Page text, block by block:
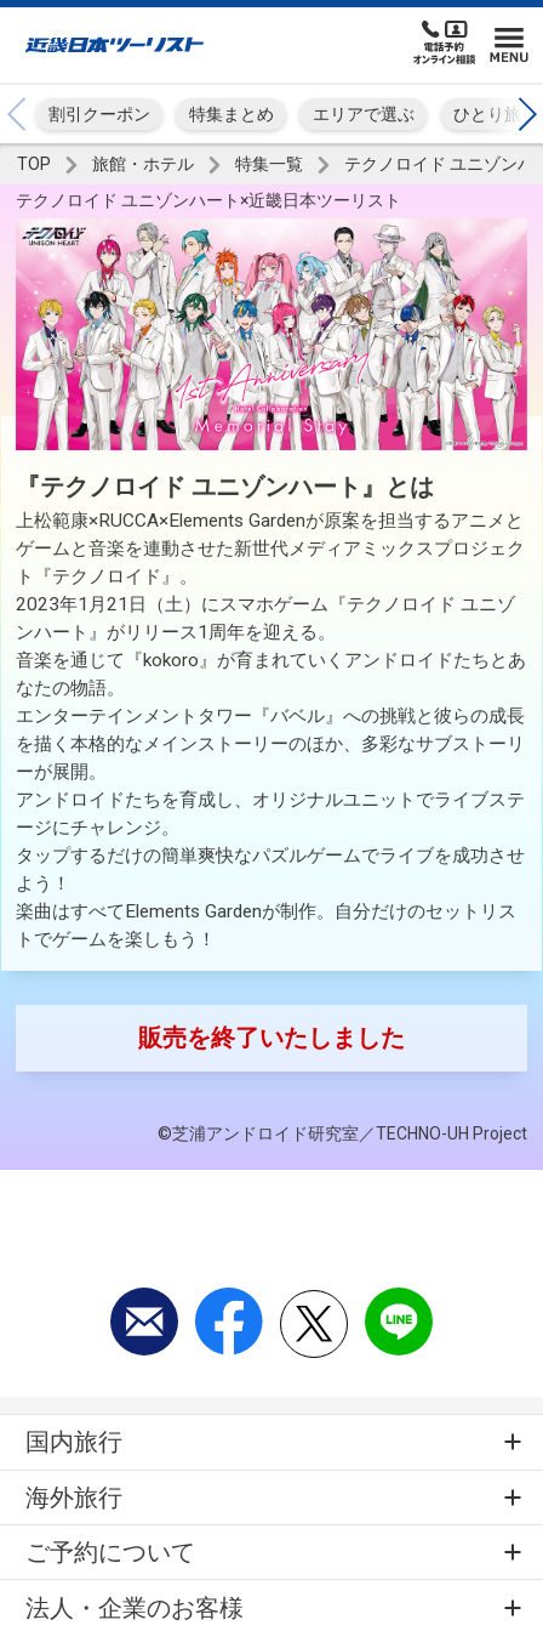
割引クーポン 特集まとめ エリアで選ぶ ひとり旅
TOP 旅館・ホテル 特集一覧
テクノロイド ユニゾンハ
テクノロイド ユニゾンハート×近畿日本ツーリスト
『テクノロイド ユニゾンハート』とは
上松範康×RUCCA×Elements Gardenが原案を担当するアニメと
ゲームと音楽を連動させた新世代メディアミックスプロジェク
ト『テクノロイド』。
2023年1月21日（土）にスマホゲーム『テクノロイド ユニゾ
ンハート』がリリース1周年を迎える。
音楽を通じて『kokoro』が育まれていくアンドロイドたちとあ
なたの物語。
エンターテインメントタワー『バベル』への挑戦と彼らの成長
を描く本格的なメインストーリーのほか、多彩なサブストーリ
ーが展開。
アンドロイドたちを育成し、オリジナルユニットでライブステ
ージにチャレンジ。
タップするだけの簡単爽快なパズルゲームでライブを成功させ
よう！
楽曲はすべてElements Gardenが制作。自分だけのセットリス
トでゲームを楽しもう！
販売を終了いたしました
©芝浦アンドロイド研究室／TECHNO-UH Project
国内旅行
海外旅行
ご予約について
法人・企業のお客様